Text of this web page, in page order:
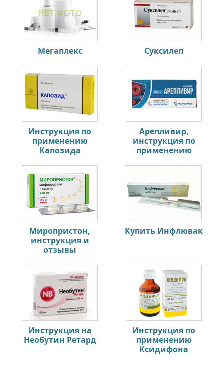
Мегаплекс Суксилеп
Инструкция по
применению
Капозида
Арепливир,
инструкция по
применению
Миропристон,
инструкция и
отзывы
Купить Инфлювак
Инструкция на
Необутин Ретард
Инструкция по
применению
Ксидифона